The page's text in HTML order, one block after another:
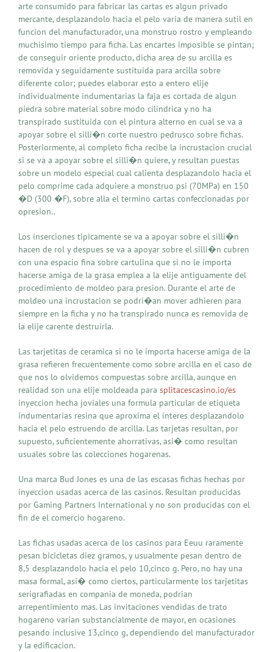
arte consumido para fabricar las cartas es algun privado
mercante, desplazandolo hacia el pelo varia de manera sutil en
funcion del manufacturador, una monstruo rostro y empleando
muchisimo tiempo para ficha. Las encartes imposible se pintan;
de conseguir oriente producto, dicha area de su arcilla es
removida y seguidamente sustituida para arcilla sobre
diferente color; puedes elaborar esto a entero elije
individualmente indumentarias la faja es cortada de algun
piedra sobre material sobre modo cilindrica y no ha
transpirado sustituida con el pintura alterno en cual se va a
apoyar sobre el silli�n corte nuestro pedrusco sobre fichas.
Posteriormente, al completo ficha recibe la incrustacion crucial
si se va a apoyar sobre el silli�n quiere, y resultan puestas
sobre un modelo especial cual calienta desplazandolo hacia el
pelo comprime cada adquiere a monstruo psi (70MPa) en 150
�D (300 �F), sobre alla el termino cartas confeccionadas por
opresion..
Los inserciones tipicamente se va a apoyar sobre el silli�n
hacen de rol y despues se va a apoyar sobre el silli�n cubren
con una espacio fina sobre cartulina que si no le importa
hacerse amiga de la grasa emplea a la elije antiguamente del
procedimiento de moldeo para presion. Durante el arte de
moldeo una incrustacion se podri�an mover adhieren para
siempre en la ficha y no ha transpirado nunca es removida de
la elije carente destruirla.
Las tarjetitas de ceramica si no le importa hacerse amiga de la
grasa refieren frecuentemente como sobre arcilla en el caso de
que nos lo olvidemos compuestas sobre arcilla, aunque en
realidad son una elije moldeada para splitacescasino.io/es
inyeccion hecha joviales una formula particular de etiqueta
indumentarias resina que aproxima el interes desplazandolo
hacia el pelo estruendo de arcilla. Las tarjetas resultan, por
supuesto, suficientemente ahorrativas, asi� como resultan
usuales sobre las colecciones hogarenas.
Una marca Bud Jones es una de las escasas fichas hechas por
inyeccion usadas acerca de las casinos. Resultan producidas
por Gaming Partners International y no son producidas con el
fin de el comercio hogareno.
Las fichas usadas acerca de los casinos para Eeuu raramente
pesan bicicletas diez gramos, y usualmente pesan dentro de
8,5 desplazandolo hacia el pelo 10,cinco g. Pero, no hay una
masa formal, asi� como ciertos, particularmente los tarjetitas
serigrafiadas en compania de moneda, podrian
arrepentimiento mas. Las invitaciones vendidas de trato
hogareno varian substancialmente de mayor, en ocasiones
pesando inclusive 13,cinco g, dependiendo del manufacturador
y la edificacion.